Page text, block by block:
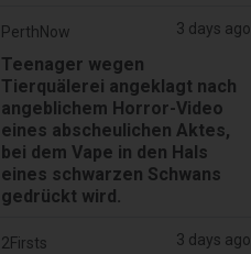
PerthNow 3 days ago
Teenager wegen
Tierquälerei angeklagt nach
angeblichem Horror-Video
eines abscheulichen Aktes,
bei dem Vape in den Hals
eines schwarzen Schwans
gedrückt wird.
2Firsts 3 days ago